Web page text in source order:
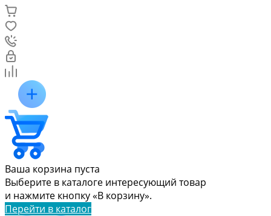
Ваша корзина пуста
Выберите в каталоге интересующий товар
и нажмите кнопку «В корзину».
Перейти в каталог